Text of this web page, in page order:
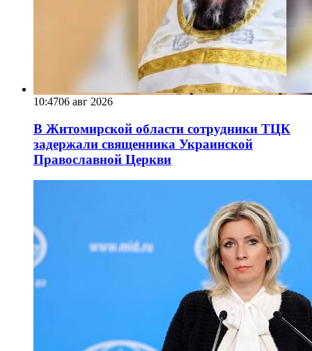
10:4706 авг 2026
В Житомирской области сотрудники ТЦК
задержали священника Украинской
Православной Церкви